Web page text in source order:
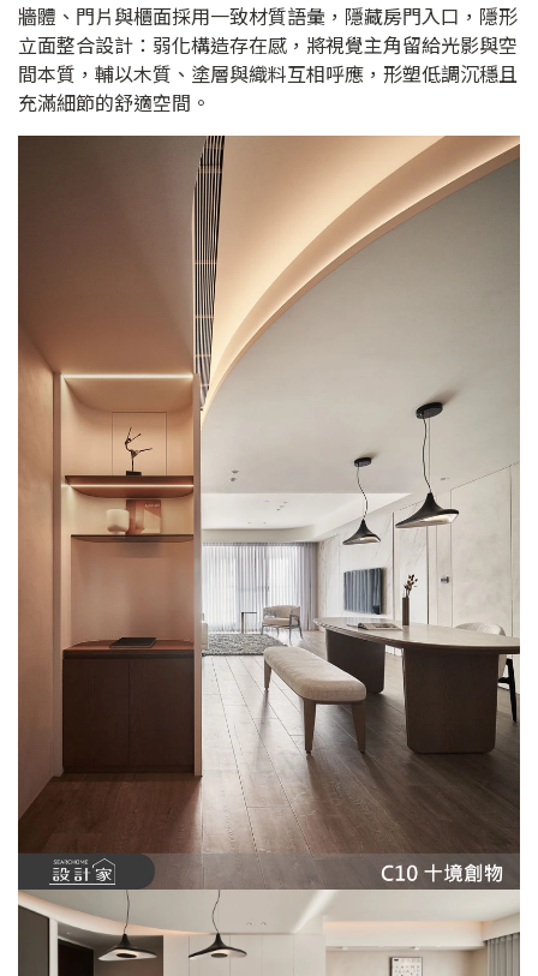
牆體、門片與櫃面採用一致材質語彙，隱藏房門入口，隱形
立面整合設計：弱化構造存在感，將視覺主角留給光影與空
間本質，輔以木質、塗層與織料互相呼應，形塑低調沉穩且
充滿細節的舒適空間。